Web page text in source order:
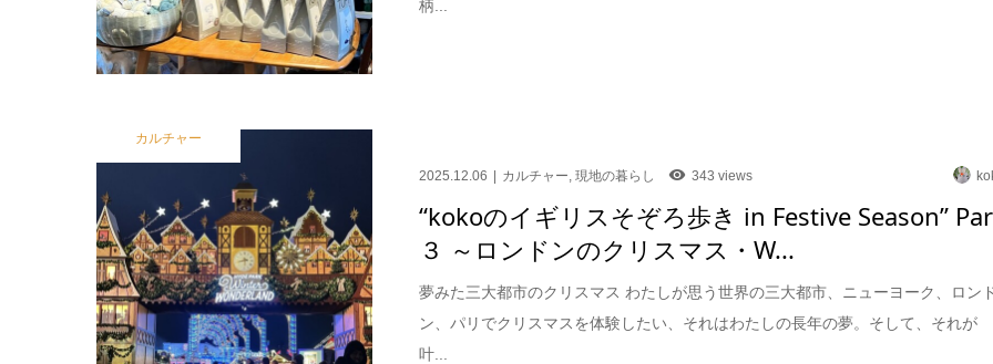
柄...
カルチャー
2025.12.06 カルチャー ,現地の暮らし 343 views
“kokoのイギリスそぞろ歩き in Festive Season”
３ ～ロンドンのクリスマス・W...
夢みた三大都市のクリスマス わたしが思う世界の三大都市、ニューヨーク、ロン
ン、パリでクリスマスを体験したい、それはわたしの長年の夢。そして、それが
叶...